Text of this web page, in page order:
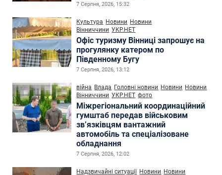
7 Серпня, 2026, 15:32
Культура Новини Новини
Вінниччини УКР.НЕТ
Офіс туризму Вінниці запрошує на
прогулянку катером по
Південному Бугу
7 Серпня, 2026, 13:12
війна Влада Головні новини Новини Новини
Вінниччини УКР.НЕТ фото
Міжрегіональний координаційний
гумштаб передав військовим
зв’язківцям вантажний
автомобіль та спеціалізоване
обладнання
7 Серпня, 2026, 12:02
Надзвичайні ситуації Новини Новини